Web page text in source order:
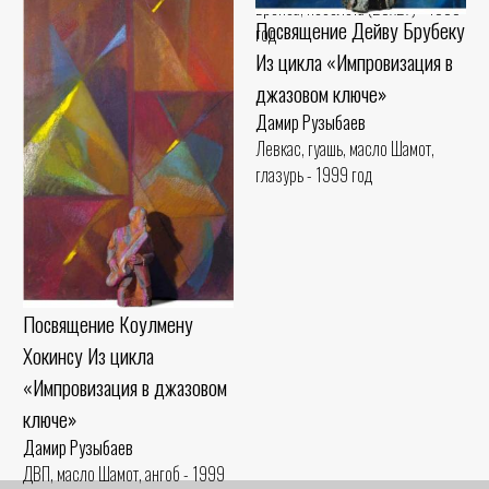
Бронза, позолота (29x27) - 1999
год
Посвящение Лестеру Янгу
Из цикла «Импровизация в
джазовом ключе»
Дамир Рузыбаев
ДВП, масло Шамот, ангоб - 1999
год
Посвящение Дейву Брубеку
Из цикла «Импровизация в
джазовом ключе»
Дамир Рузыбаев
Левкас, гуашь, масло Шамот,
глазурь - 1999 год
Посвящение Коулмену
Хокинсу Из цикла
«Импровизация в джазовом
ключе»
Дамир Рузыбаев
ДВП, масло Шамот, ангоб - 1999